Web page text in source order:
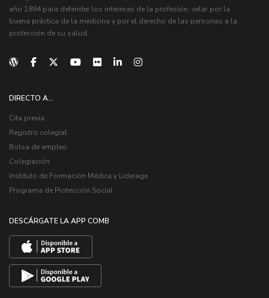
año 1894 para defender los intereses de la profesión, velar por la
buena práctica de la medicina y por el derecho de las personas a la
protección de su salud.
DIRECTO A...
Cita previa
Registro colegial
Bolsa de empleo
Colegiación
Instituto de Formación Médica y Liderage
Programa de Protección Social
DESCÁRGATE LA APP COMB